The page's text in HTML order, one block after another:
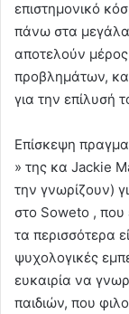
επιστημονικό
πάνω στα
αποτελούν
προβλημάτων,
για την επίλυσή
Επίσκεψη
» της κα Jackie
την γνωρίζουν)
στο Soweto , που
τα περισσότερα
ψυχολογικές
ευκαιρία να
παιδιών, που